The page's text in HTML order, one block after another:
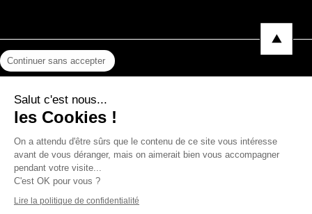
Privacy Policy
Press area
Continuer sans accepter
Salut c'est nous...
les Cookies !
On a attendu d'être sûrs que le contenu de ce site vous intéresse
avant de vous déranger, mais on aimerait bien vous accompagner
pendant votre visite...
C'est OK pour vous ?
Lire la politique de confidentialité